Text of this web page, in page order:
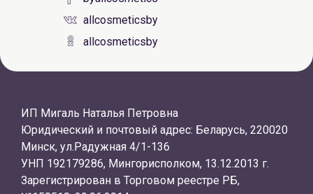
allcosmeticsby
allcosmeticsby
ИП Мигаль Наталья Петровна
Юридический и почтовый адрес: Беларусь, 220020
Минск, ул.Радужная 4/1-136
УНП 192179286, Мингорисполком, 13.12.2013 г.
Зарегистрирован в Торговом реестре РБ,